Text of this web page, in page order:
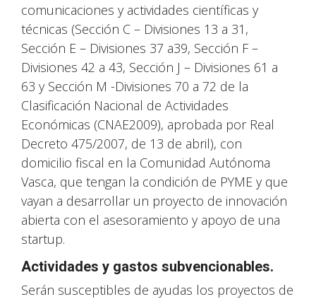
comunicaciones y actividades científicas y
técnicas (Sección C – Divisiones 13 a 31,
Sección E – Divisiones 37 a39, Sección F –
Divisiones 42 a 43, Sección J – Divisiones 61 a
63 y Sección M -Divisiones 70 a 72 de la
Clasificación Nacional de Actividades
Económicas (CNAE2009), aprobada por Real
Decreto 475/2007, de 13 de abril), con
domicilio fiscal en la Comunidad Autónoma
Vasca, que tengan la condición de PYME y que
vayan a desarrollar un proyecto de innovación
abierta con el asesoramiento y apoyo de una
startup.
Actividades y gastos subvencionables.
Serán susceptibles de ayudas los proyectos de